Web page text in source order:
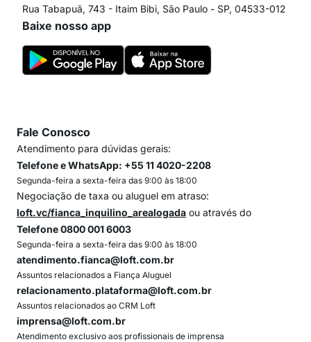
Rua Tabapuã, 743 - Itaim Bibi, São Paulo - SP, 04533-012
Baixe nosso app
Fale Conosco
Atendimento para dúvidas gerais:
Telefone e WhatsApp: +55 11 4020-2208
Segunda-feira a sexta-feira das 9:00 às 18:00
Negociação de taxa ou aluguel em atraso:
loft.vc/fianca_inquilino_arealogada ou através do
Telefone 0800 001 6003
Segunda-feira a sexta-feira das 9:00 às 18:00
atendimento.fianca@loft.com.br
Assuntos relacionados a Fiança Aluguel
relacionamento.plataforma@loft.com.br
Assuntos relacionados ao CRM Loft
imprensa@loft.com.br
Atendimento exclusivo aos profissionais de imprensa